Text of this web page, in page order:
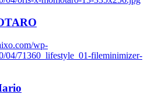
wp-
04/71360_lifestyle_01-fileminimizer-